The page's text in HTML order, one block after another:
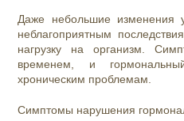
Даже небольшие изменения
неблагоприятным
нагрузку на организм.
временем, и
хроническим проблемам.
Симптомы нарушения